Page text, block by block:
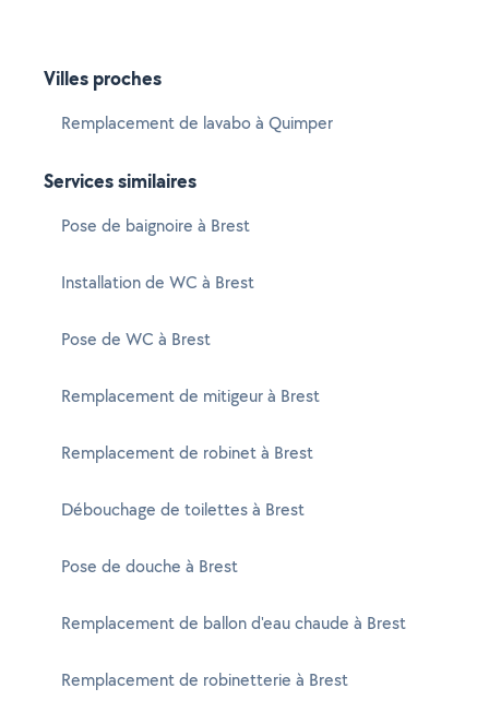
Villes proches
Remplacement de lavabo à Quimper
Services similaires
Pose de baignoire à Brest
Installation de WC à Brest
Pose de WC à Brest
Remplacement de mitigeur à Brest
Remplacement de robinet à Brest
Débouchage de toilettes à Brest
Pose de douche à Brest
Remplacement de ballon d'eau chaude à Brest
Remplacement de robinetterie à Brest